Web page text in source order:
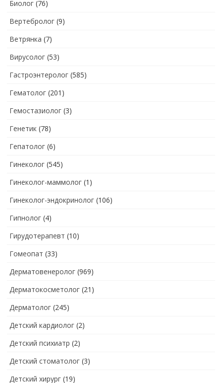
Биолог (76)
Вертебролог (9)
Ветрянка (7)
Вирусолог (53)
Гастроэнтеролог (585)
Гематолог (201)
Гемостазиолог (3)
Генетик (78)
Гепатолог (6)
Гинеколог (545)
Гинеколог-маммолог (1)
Гинеколог-эндокринолог (106)
Гипнолог (4)
Гирудотерапевт (10)
Гомеопат (33)
Дерматовенеролог (969)
Дерматокосметолог (21)
Дерматолог (245)
Детский кардиолог (2)
Детский психиатр (2)
Детский стоматолог (3)
Детский хирург (19)